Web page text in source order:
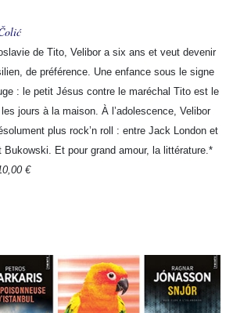
de Tito, Velibor a six ans et veut devenir
de préférence. Une enfance sous le signe
: le petit Jésus contre le maréchal Tito est le
jours à la maison. À l’adolescence, Velibor
plus rock’n roll : entre Jack London et
Bukowski. Et pour grand amour, la littérature.*
€